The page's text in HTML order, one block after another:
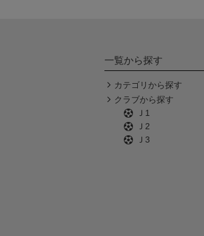
一覧から探す
カテゴリから探す
クラブから探す
Ｊ1
Ｊ2
Ｊ3